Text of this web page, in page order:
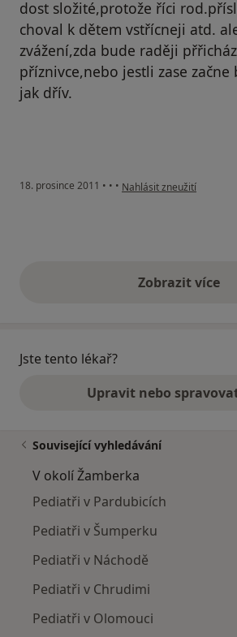
dost složité,protože říci
choval k dětem vstřícneji atd.
zvážení,zda bude raději
příznivce,nebo jestli zase
jak dřív.
18. prosince 2011 • • • podle názoru uživatele
Nahlásit zneužití
Zobrazit více
výše
Jste tento lékař?
Upravit nebo
Související vyhledávání
V okolí Žamberka
Pediatři v Pardubicích
Pediatři v Šumperku
Pediatři v Náchodě
Pediatři v Chrudimi
Pediatři v Olomouci